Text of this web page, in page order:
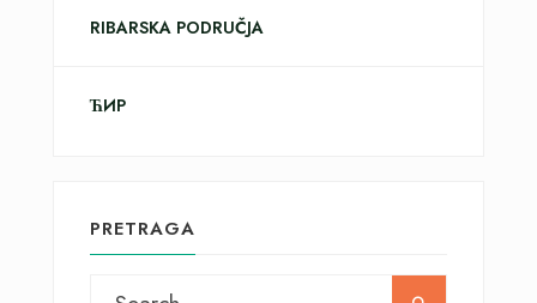
RIBARSKA PODRUČJA
ЋИР
PRETRAGA